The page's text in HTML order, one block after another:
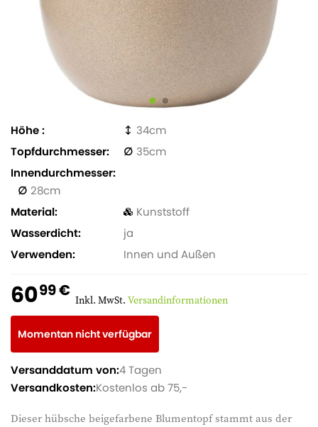
Dieser hübsche beigefarbene Blumentopf stammt aus der
Höhe
34
Topfdurchmesser
35
Innendurchmesser
28
Material
Kunststoff
Wasserdicht
ja
Verwenden
Innen und Außen
6099 € Inkl. MwSt. Versandinformationen
Momentan nicht verfügbar
Versanddatum von:4 Tagen
Versandkosten:Kostenlos ab 75,-